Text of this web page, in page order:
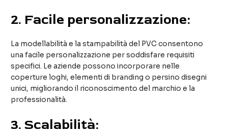
2. Facile personalizzazione:
La modellabilità e la stampabilità del PVC consentono
una facile personalizzazione per soddisfare requisiti
specifici. Le aziende possono incorporare nelle
coperture loghi, elementi di branding o persino disegni
unici, migliorando il riconoscimento del marchio e la
professionalità.
3.Scalabilità: